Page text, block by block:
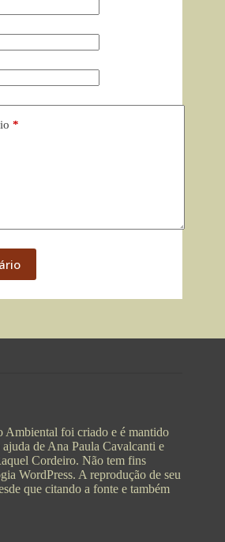
*
Ambiental foi criado e é mantido
de Ana Paula Cavalcanti e
Cordeiro. Não tem fins
WordPress. A reprodução de seu
que citando a fonte e também